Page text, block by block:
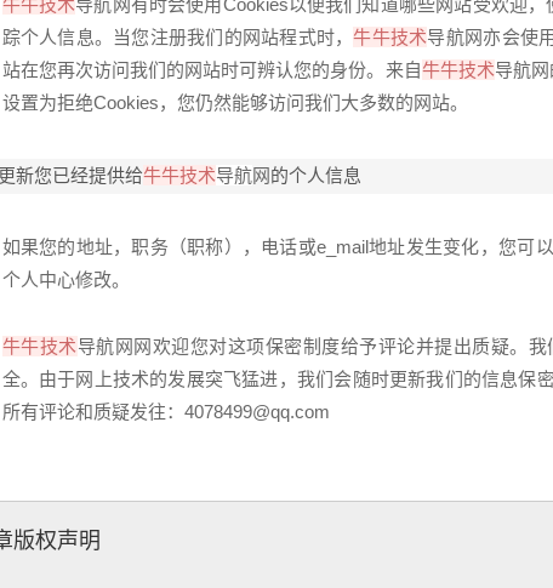
牛牛技术导航 网有时会使用Cookies以便我们知道哪些网站受欢迎
踪个人信息。当您注册我们的网站程式时，牛牛技术导航网亦会使
站在您再次访问我们的网站时可辨认您的身份。来自牛牛技术导航网
设置为拒绝Cookies，您仍然能够访问我们大多数的网站。
新您已经提供给牛牛技术导航网的个人信息
如果您的地址，职务（职称），电话或e_mail地址发生变化，您可
个人中心修改。
牛牛技术导航网 网欢迎您对这项保密制度给予评论并提出质疑。
全。由于网上技术的发展突飞猛进，我们会随时更新我们的信息保
所有评论和质疑发往：4078499@qq.com
版权声明